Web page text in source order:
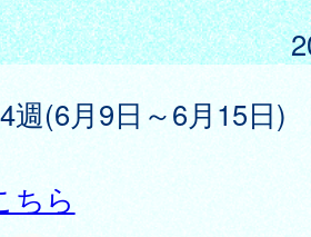
週(6月9日～6月15日)
ちら